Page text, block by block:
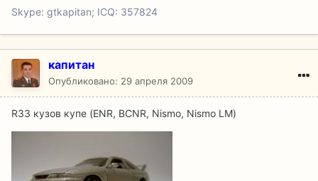
Skype: gtkapitan; ICQ: 357824
капитан
Опубликовано: 29 апреля 2009
R33 кузов купе (ENR, BCNR, Nismo, Nismo LM)